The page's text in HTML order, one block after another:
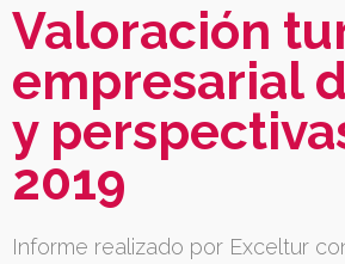
Valoración
empresarial
y
2019
Informe realizado por Exceltur